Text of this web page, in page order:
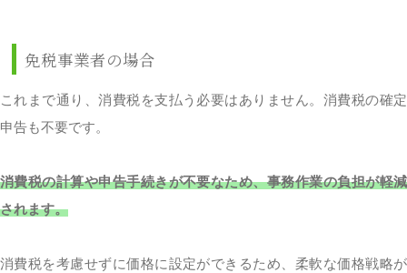
免税事業者の場合
これまで通り、消費税を支払う必要はありません。消費税の確定
申告も不要です。
消費税の計算や申告手続きが不要なため、事務作業の負担が軽減
されます。
消費税を考慮せずに価格に設定ができるため、柔軟な価格戦略が